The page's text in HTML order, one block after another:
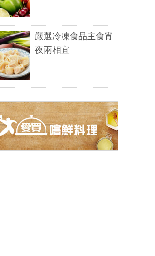
嚴選冷凍食品主食宵
夜兩相宜